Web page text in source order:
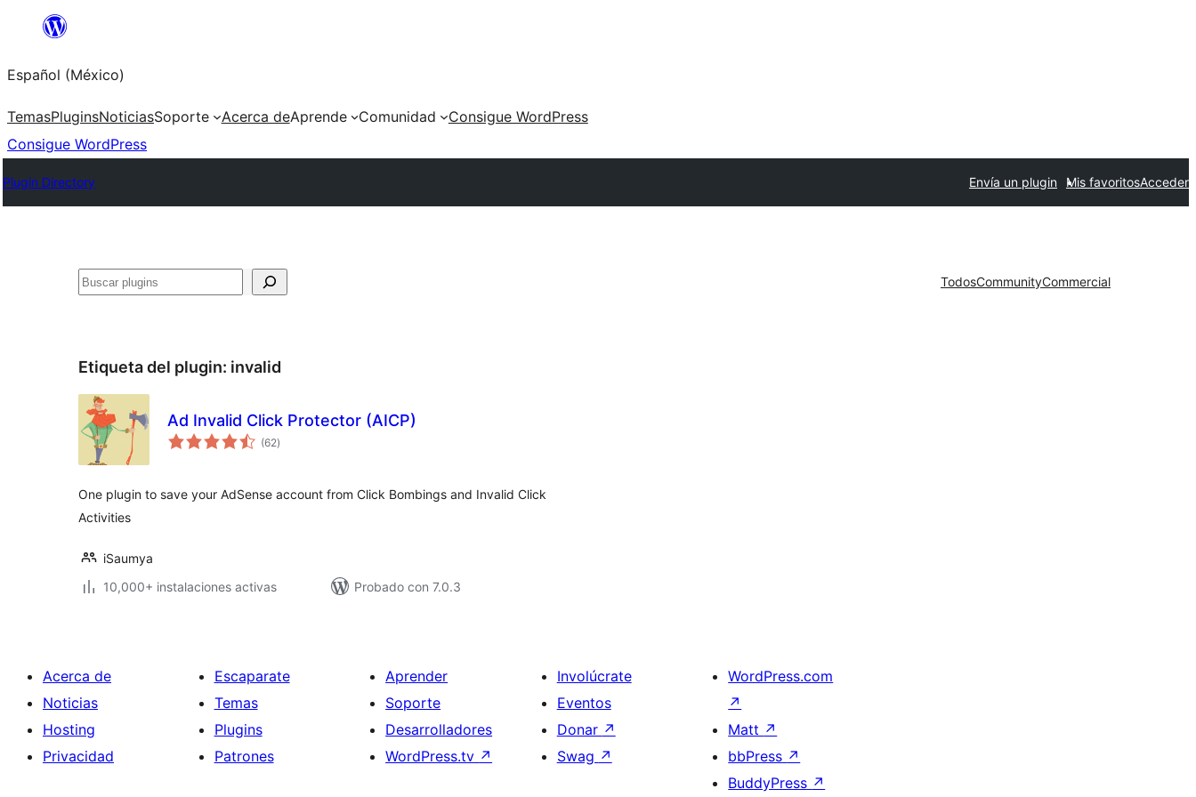
Saltar
contenido
Español (México)
TemasPluginsNoticiasSoporte Acerca deAprende Comunidad
Consigue WordPress
Consigue WordPress
Plugin Directory Envía un plugin Mis favoritosAcceder
Buscar TodosCommunityCommercial
Etiqueta del plugin: invalid
Ad Invalid Click Protector (AICP)
(62total
de
)
One plugin to save your AdSense account from Click Bombings and Invalid Click
Activities
iSaumya
10,000+ instalaciones activas
Probado con 7.0.3
Acerca de
Noticias
Hosting
Privacidad
Escaparate
Temas
Plugins
Patrones
Aprender
Soporte
Desarrolladores
WordPress.tv ↗
Involúcrate
Eventos
Donar ↗
Swag ↗
WordPress.com
↗
Matt ↗
bbPress ↗
BuddyPress ↗